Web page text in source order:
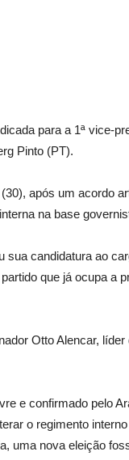
para a 1ª vice-
Pinto (PT).
após um acordo
na base
candidatura ao
que já ocupa a
Otto Alencar,
e confirmado pelo
o regimento
uma nova eleição